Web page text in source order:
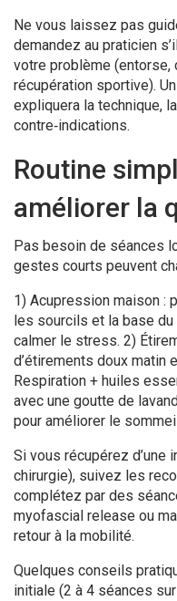
Ne vous laissez pas
demandez au praticien
votre problème (entorse,
récupération sportive).
expliquera la technique,
contre‑indications.
Routine
améliorer la
Pas besoin de séances
gestes courts peuvent
1) Acupression maison :
les sourcils et la base du
calmer le stress. 2)
d’étirements doux matin
Respiration + huiles
avec une goutte de
pour améliorer le
Si vous récupérez d’une
chirurgie), suivez les
complétez par des
myofascial release ou
retour à la mobilité.
Quelques conseils
initiale (2 à 4 séances